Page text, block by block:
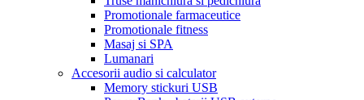
Promotionale farmaceutice
Promotionale fitness
Masaj si SPA
Lumanari
Accesorii audio si calculator
Memory stickuri USB